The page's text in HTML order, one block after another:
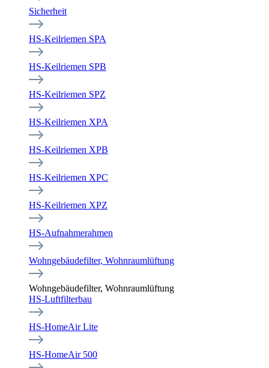
Sicherheit
HS-Keilriemen SPA
HS-Keilriemen SPB
HS-Keilriemen SPZ
HS-Keilriemen XPA
HS-Keilriemen XPB
HS-Keilriemen XPC
HS-Keilriemen XPZ
HS-Aufnahmerahmen
Wohngebäudefilter, Wohnraumlüftung
Wohngebäudefilter, Wohnraumlüftung
HS-Luftfilterbau
HS-HomeAir Lite
HS-HomeAir 500